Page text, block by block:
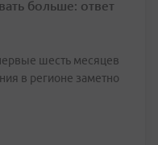
больше: ответ
шесть месяцев
в регионе заметно